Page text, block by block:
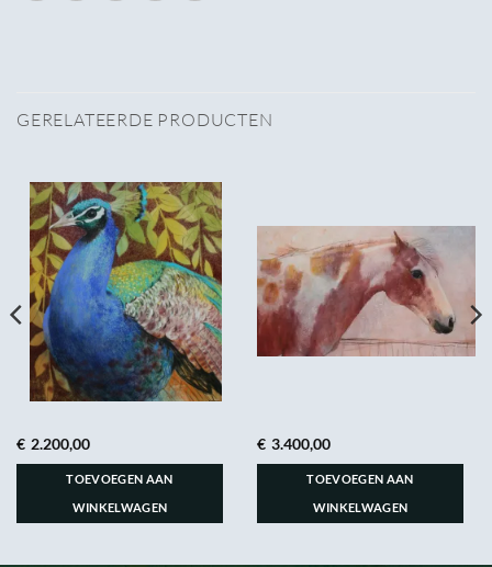
GERELATEERDE PRODUCTEN
€ 2.200,00
TOEVOEGEN AAN
WINKELWAGEN
€ 3.400,00
TOEVOEGEN AAN
WINKELWAGEN